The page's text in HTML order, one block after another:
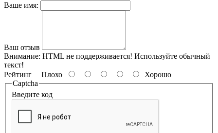
Ваше имя:
Ваш отзыв
Внимание: HTML не поддерживается! Используйте обычный
текст!
Рейтинг Плохо
Хорошо
Captcha
Введите код